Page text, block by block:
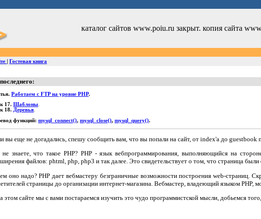
каталог сайтов www.poiu.ru закрыт. копия сайта
Гостевая книга
Работаем с FTP на уровне PHP.
17. Шаблоны.
18. Деревья.
функций: mysql_connect(), mysql_close(), mysql_query().
вы еще не догадались, спешу сообщить вам, что вы попали на сайт, от index'а до guestbook
знаете, что такое PHP? PHP - язык вебпрограммирования, выполняющийся на
файлов: phtml, php, php3 и так далее. Это свидетельствует о том, что страница
оно надо? PHP дает вебмастеру безграничные возможности построения web-
страницы до организации интернет-магазина. Вебмастер, владеющий языком PHP,
этом сайте мы с вами постараемся изучить это чудо программистской мысли, добьемся